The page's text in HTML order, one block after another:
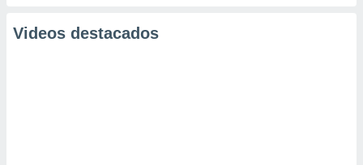
Videos destacados